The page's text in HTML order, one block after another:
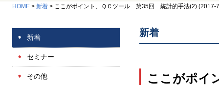
HOME > 新着 > ここがポイント、ＱＣツール 第35回 統計的手法(2) (2017-
新着
セミナー
その他
新着
ここがポイ